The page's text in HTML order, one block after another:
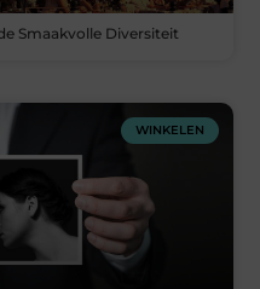
Smaakvolle Diversiteit
WINKELEN